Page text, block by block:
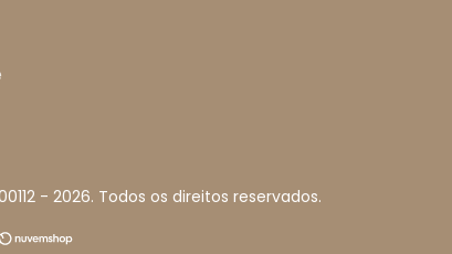
- 2026. Todos os direitos reservados.